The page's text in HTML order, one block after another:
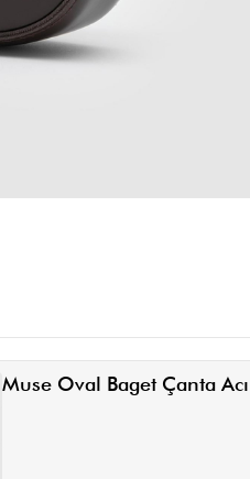
Muse Oval Baget Çanta